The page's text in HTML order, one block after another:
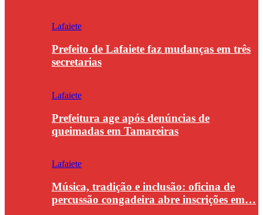
Lafaiete
Prefeito de Lafaiete faz mudanças em três
secretarias
Lafaiete
Prefeitura age após denúncias de
queimadas em Tamareiras
Lafaiete
Música, tradição e inclusão: oficina de
percussão congadeira abre inscrições em…